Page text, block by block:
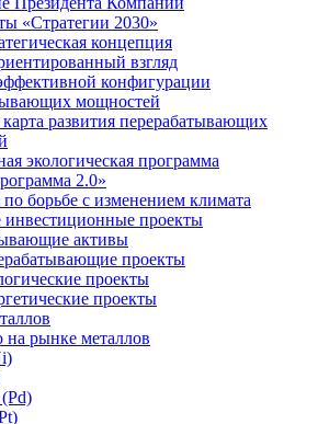
«Стратегии 2030»
концепция
взгляд
конфигурации
мощностей
развития перерабатывающих
экологическая программа
2.0»
по борьбе с изменением климата
проекты
активы
проекты
проекты
проекты
на рынке металлов